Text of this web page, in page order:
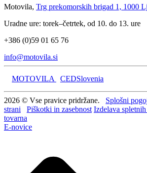
Motovila, Trg prekomorskih brigad 1, 1000
Uradne ure: torek–četrtek, od 10. do 13. ure
+386 (0)59 01 65 76
info@motovila.si
MOTOVILA CEDSlovenia
2026 © Vse pravice pridržane. Splošni
strani
Piškotki in zasebnost Izdelava
tovarna
E-novice